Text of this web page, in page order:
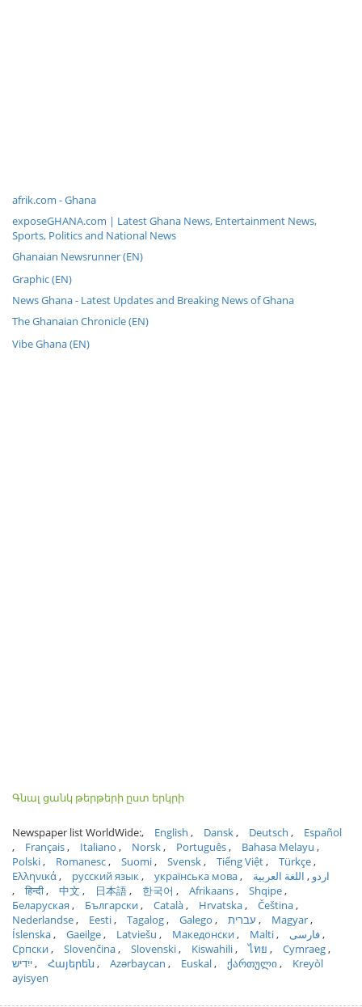
afrik.com - Ghana
exposeGHANA.com | Latest Ghana News, Entertainment News,
Sports, Politics and National News
Ghanaian Newsrunner (EN)
Graphic (EN)
News Ghana - Latest Updates and Breaking News of Ghana
The Ghanaian Chronicle (EN)
Vibe Ghana (EN)
Գնալ ցանկ թերթերի ըստ երկրի
Newspaper list WorldWide: English Dansk Deutsch
Español
Français
Italiano Norsk Português
Bahasa Melayu
Polski
Romanesc Suomi Svensk Tiếng Việt
Türkçe
Ελληνικά
русский язык українська мова اردو
اللغة العربية
हिन्दी
中文 日本語 한국어 Afrikaans
Shqipe
Беларуская
Български Català Hrvatska
Čeština
Nederlandse
Eesti Tagalog Galego עברית
Magyar
Íslenska
Gaeilge Latviešu Македонски Malti
فارسی
Српски
Slovenčina Slovenski Kiswahili ไทย
Cymraeg
ייִדיש
Հայերեն Azərbaycan Euskal ქართული
Kreyòl
ayisyen